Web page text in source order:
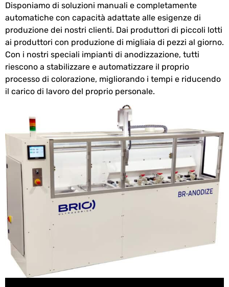
Disponiamo di soluzioni manuali e completamente
automatiche con capacità adattate alle esigenze di
produzione dei nostri clienti. Dai produttori di piccoli lotti
ai produttori con produzione di migliaia di pezzi al giorno.
Con i nostri speciali impianti di anodizzazione, tutti
riescono a stabilizzare e automatizzare il proprio
processo di colorazione, migliorando i tempi e riducendo
il carico di lavoro del proprio personale.